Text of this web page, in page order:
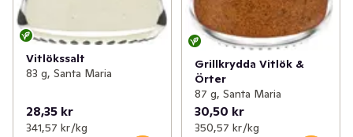
Vitlökssalt
83 g, Santa Maria
28,35 kr
341,57 kr /kg
Grillkrydda Vitlök &
Örter
87 g, Santa Maria
30,50 kr
350,57 kr /kg